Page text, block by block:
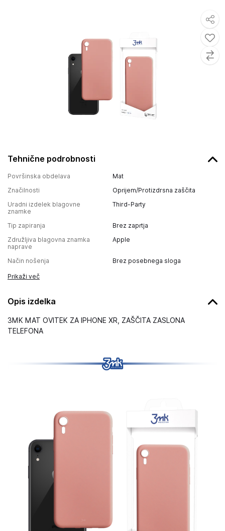
Tehnične podrobnosti
Površinska obdelava
Mat
Značilnosti
Oprijem/Protizdrsna zaščita
Uradni izdelek blagovne
znamke
Third-Party
Tip zapiranja
Brez zaprtja
Združljiva blagovna znamka
naprave
Apple
Način nošenja Brez posebnega sloga
Prikaži več
Opis izdelka
3MK MAT OVITEK ZA IPHONE XR, ZAŠČITA ZASLONA
TELEFONA